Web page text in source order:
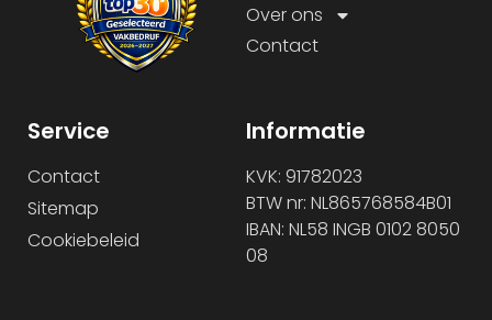
Over ons
Contact
Service
Contact
Sitemap
Cookiebeleid
Informatie
KVK: 91782023
BTW nr: NL865768584B01
IBAN: NL58 INGB 0102 8050
08